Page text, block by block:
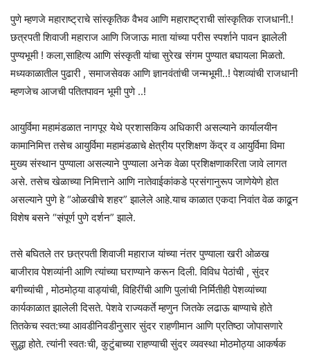
पुणे म्हणजे महाराष्ट्राचे सांस्कृतिक वैभव आणि महाराष्ट्राची सांस्कृतिक राजधानी.!
छत्रपती शिवाजी महाराज आणि जिजाऊ माता यांच्या परीस स्पर्शाने पावन झालेली
पुण्यभूमी ! कला,साहित्य आणि संस्कृती यांचा सुरेख संगम पुण्यात बघायला मिळतो.
मध्यकाळातील पुढारी , समाजसेवक आणि ज्ञानवंतांची जन्मभूमी..! पेशव्यांची राजधानी
म्हणजेच आजची पतितपावन भूमी पुणे ..!
आयुर्विमा महामंडळात नागपूर येथे प्रशासकिय अधिकारी असल्याने कार्यालयीन
कामानिमित्त तसेच आयुर्विमा महामंडळाचे क्षेत्रीय प्रशिक्षण केंद्र व आयुर्विमा विमा
मुख्य संस्थान पुण्याला असल्याने पुण्याला अनेक वेळा प्रशिक्षणाकरिता जावे लागत
असे. तसेच खेळाच्या निमित्ताने आणि नातेवाईकांकडे प्रसंगानुरूप जाणेयेणे होत
असल्याने पुणे हे “ओळखीचे शहर” झालेले आहे.याच काळात एकदा निवांत वेळ काढून
विशेष बसने “संपूर्ण पुणे दर्शन” झाले.
तसे बघितले तर छत्रपती शिवाजी महाराज यांच्या नंतर पुण्याला खरी ओळख
बाजीराव पेशव्यांनी आणि त्यांच्या घराण्याने करून दिली. विविध पेठांची , सुंदर
बगीच्यांची , मोठमोठ्या वाड्यांची, विहिरींची आणि पुलांची निर्मितीही पेशव्यांच्या
कार्यकाळात झालेली दिसते. पेशवे राज्यकर्ते म्हणुन जितके लढाऊ बाण्याचे होते
तितकेच स्वत:च्या आवडीनिवडीनुसार सुंदर राहणीमान आणि प्रतिष्ठा जोपासणारे
सुद्धा होते. त्यांनी स्वतःची, कुटुंबाच्या राहण्याची सुंदर व्यवस्था मोठमोठ्या आकर्षक